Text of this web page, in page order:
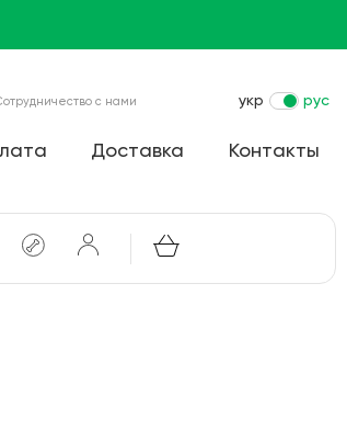
с нами укр рус
Доставка Контакты